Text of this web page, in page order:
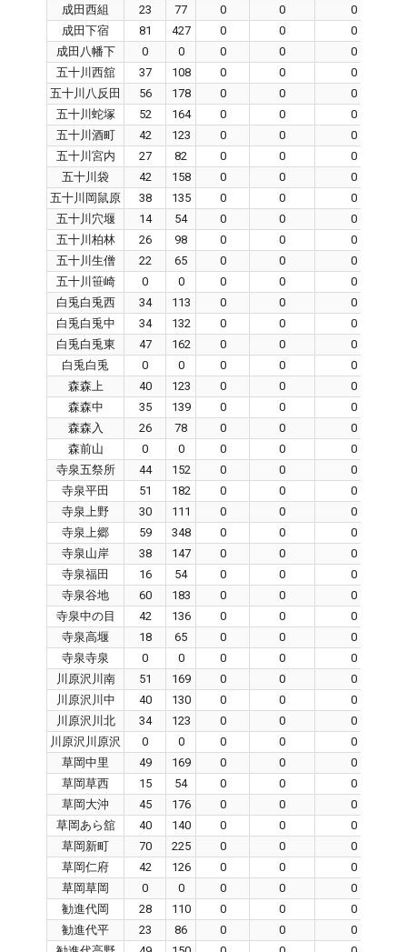
成田西組
23 77 0 0
0
成田下宿
81 427 0 0
0
成田八幡下
0 0 0 0
0
五十川西舘
37 108 0 0
0
五十川八反田
56 178 0 0
0
五十川蛇塚
52 164 0 0
0
五十川酒町
42 123 0 0
0
五十川宮内
27 82 0 0
0
五十川袋
42 158 0 0
0
五十川岡鼠原
38 135 0 0
0
五十川穴堰
14 54 0 0
0
五十川柏林
26 98 0 0
0
五十川生僧
22 65 0 0
0
五十川笹崎
0 0 0 0
0
白兎白兎西
34 113 0 0
0
白兎白兎中
34 132 0 0
0
白兎白兎東
47 162 0 0
0
白兎白兎
0 0 0 0
0
森森上
40 123 0 0
0
森森中
35 139 0 0
0
森森入
26 78 0 0
0
森前山
0 0 0 0
0
寺泉五祭所
44 152 0 0
0
寺泉平田
51 182 0 0
0
寺泉上野
30 111 0 0
0
寺泉上郷
59 348 0 0
0
寺泉山岸
38 147 0 0
0
寺泉福田
16 54 0 0
0
寺泉谷地
60 183 0 0
0
寺泉中の目
42 136 0 0
0
寺泉高堰
18 65 0 0
0
寺泉寺泉
0 0 0 0
0
川原沢川南
51 169 0 0
0
川原沢川中
40 130 0 0
0
川原沢川北
34 123 0 0
0
川原沢川原沢
0 0 0 0
0
草岡中里
49 169 0 0
0
草岡草西
15 54 0 0
0
草岡大沖
45 176 0 0
0
草岡あら舘
40 140 0 0
0
草岡新町
70 225 0 0
0
草岡仁府
42 126 0 0
0
草岡草岡
0 0 0 0
0
勧進代岡
28 110 0 0
0
勧進代平
23 86 0 0
0